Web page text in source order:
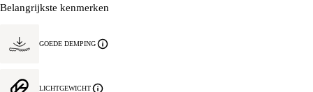
Belangrijkste kenmerken
GOEDE DEMPING
LICHTGEWICHT